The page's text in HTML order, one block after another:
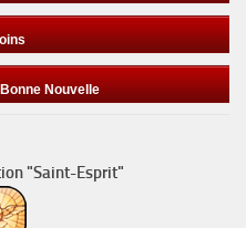
Nouvelle
"Saint-Esprit"